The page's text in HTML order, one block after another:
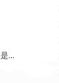
...